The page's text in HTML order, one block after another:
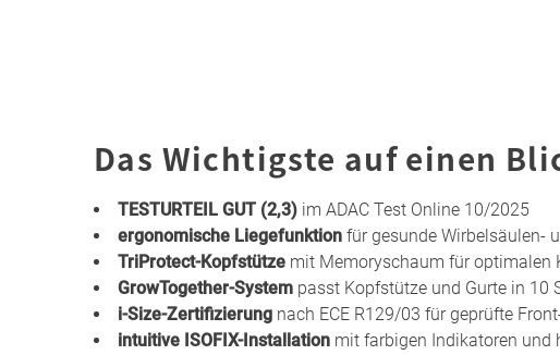
Das Wichtigste auf einen
TESTURTEIL GUT (2,3) im ADAC Test Online 10/2025
ergonomische Liegefunktion für gesunde Wirbelsäulen-
TriProtect-Kopfstütze mit Memoryschaum für optimalen
GrowTogether-System passt Kopfstütze und Gurte in 10
i-Size-Zertifizierung nach ECE R129/03 für geprüfte
intuitive ISOFIX-Installation mit farbigen Indikatoren und